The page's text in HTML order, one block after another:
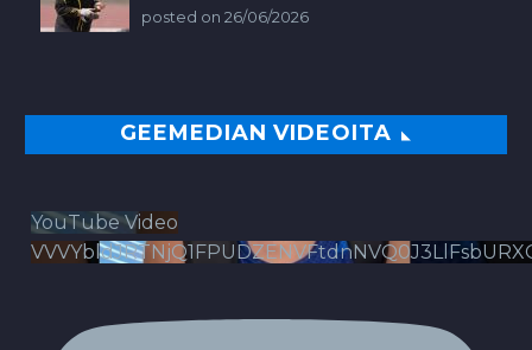
posted on 26/06/2026
GEEMEDIAN VIDEOITA
YouTube Video